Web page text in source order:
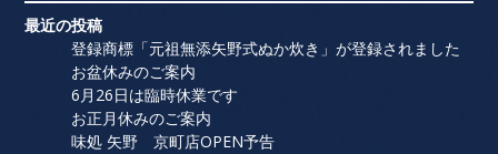
最近の投稿
登録商標「元祖無添矢野式ぬか炊き」が登録されました
お盆休みのご案内
6月26日は臨時休業です
お正月休みのご案内
味処 矢野 京町店OPEN予告